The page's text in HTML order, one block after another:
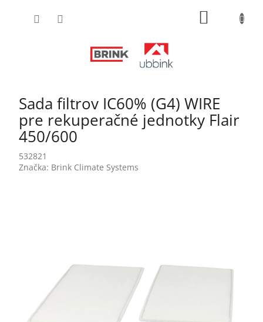
Sada filtrov IC60% (G4) WIRE
pre rekuperačné jednotky Flair
450/600
532821
Značka: Brink Climate Systems